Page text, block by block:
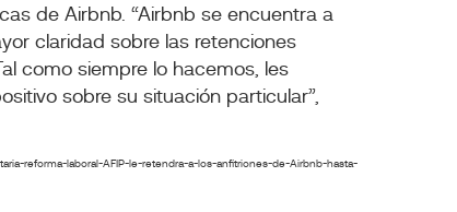
de Airbnb. “Airbnb se encuentra a
claridad sobre las retenciones
como siempre lo hacemos, les
sobre su situación particular”,
reforma-laboral-AFIP-le-retendra-a-los-anfitriones-de-Airbnb-hasta-